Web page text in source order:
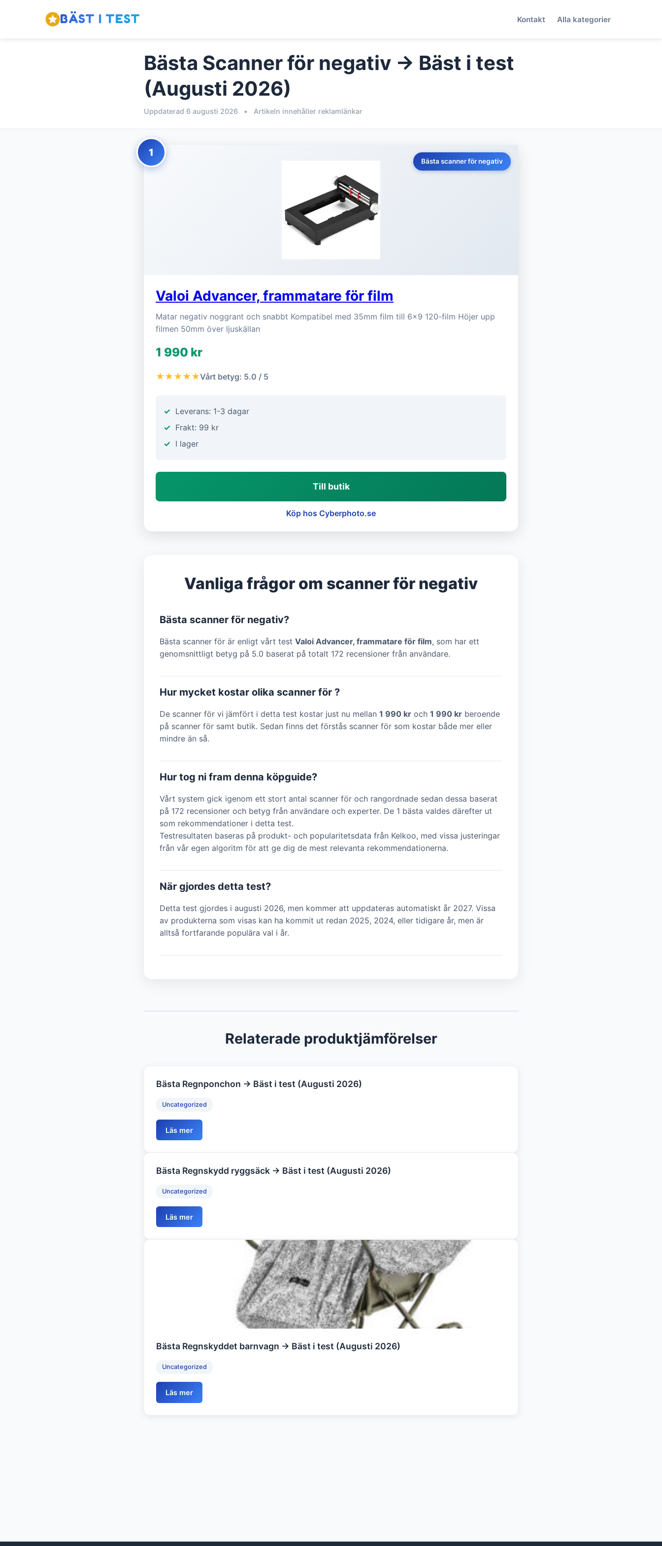
BÄST I TEST Kontakt Alla kategorier
Bästa Scanner för negativ → Bäst i test
(Augusti 2026)
Uppdaterad 6 augusti 2026 • Artikeln innehåller reklamlänkar
1
Bästa scanner för negativ
Valoi Advancer, frammatare för film
Matar negativ noggrant och snabbt Kompatibel med 35mm film till 6x9 120-film Höjer upp
filmen 50mm över ljuskällan
1 990 kr
★★★★★Vårt betyg: 5.0 / 5
Leverans: 1-3 dagar
Frakt: 99 kr
I lager
Till butik
Köp hos Cyberphoto.se
Vanliga frågor om scanner för negativ
Bästa scanner för negativ?
Bästa scanner för är enligt vårt test Valoi Advancer, frammatare för film, som har ett
genomsnittligt betyg på 5.0 baserat på totalt 172 recensioner från användare.
Hur mycket kostar olika scanner för ?
De scanner för vi jämfört i detta test kostar just nu mellan 1 990 kr och 1 990 kr beroende
på scanner för samt butik. Sedan finns det förstås scanner för som kostar både mer eller
mindre än så.
Hur tog ni fram denna köpguide?
Vårt system gick igenom ett stort antal scanner för och rangordnade sedan dessa baserat
på 172 recensioner och betyg från användare och experter. De 1 bästa valdes därefter ut
som rekommendationer i detta test.
Testresultaten baseras på produkt- och popularitetsdata från Kelkoo, med vissa justeringar
från vår egen algoritm för att ge dig de mest relevanta rekommendationerna.
När gjordes detta test?
Detta test gjordes i augusti 2026, men kommer att uppdateras automatiskt år 2027. Vissa
av produkterna som visas kan ha kommit ut redan 2025, 2024, eller tidigare år, men är
alltså fortfarande populära val i år.
Relaterade produktjämförelser
Bästa Regnponchon → Bäst i test (Augusti 2026)
Uncategorized
Läs mer
Bästa Regnskydd ryggsäck → Bäst i test (Augusti 2026)
Uncategorized
Läs mer
Bästa Regnskyddet barnvagn → Bäst i test (Augusti 2026)
Uncategorized
Läs mer